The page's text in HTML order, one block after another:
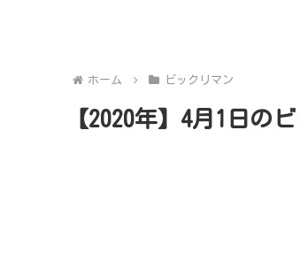
ホーム ビックリマン
【2020年】4月1日の